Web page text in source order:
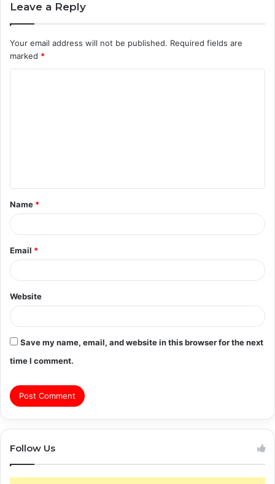
Leave a Reply
Your email address will not be published. Required fields are
marked *
t
*
Name *
Email *
Website
Save my name, email, and website in this browser for the next
time I comment.
Follow Us